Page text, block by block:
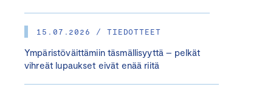
15.07.2026 / TIEDOTTEET
Ympäristöväittämiin täsmällisyyttä – pelkät
vihreät lupaukset eivät enää riitä